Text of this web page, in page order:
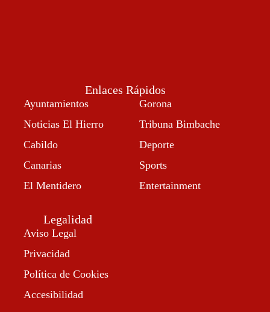
Enlaces Rápidos
Ayuntamientos
Noticias El Hierro
Cabildo
Canarias
El Mentidero
Gorona
Tribuna Bimbache
Deporte
Sports
Entertainment
Legalidad
Aviso Legal
Privacidad
Política de Cookies
Accesibilidad